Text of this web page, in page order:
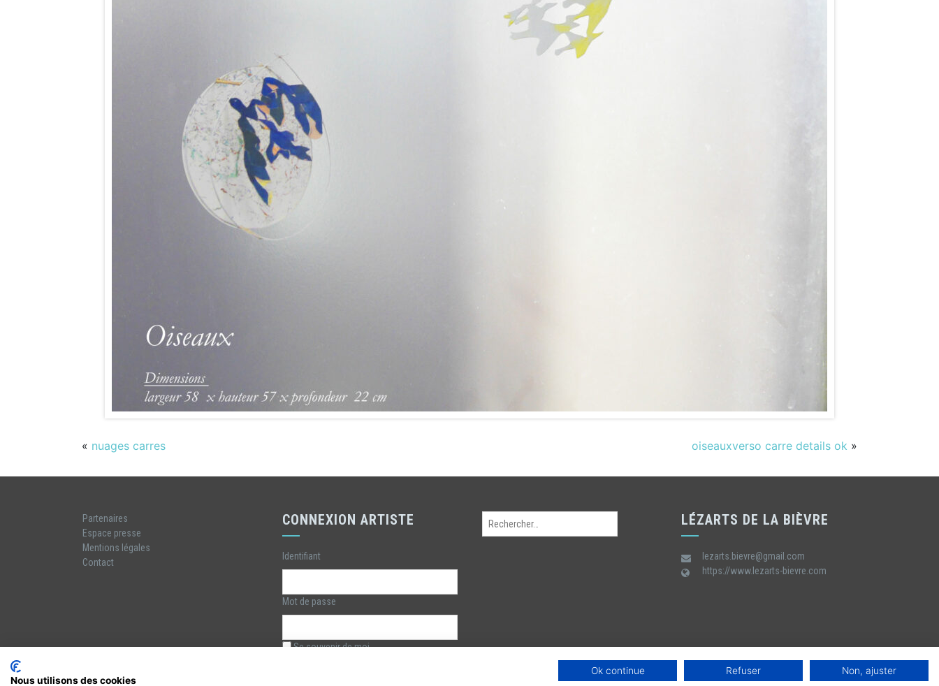
« nuages carres oiseauxverso carre details ok »
Partenaires
Espace presse
Mentions légales
Contact
CONNEXION ARTISTE
Identifiant
Mot de passe
Se souvenir de moi
Rechercher : LÉZARTS DE LA BIÈVRE
lezarts.bievre@gmail.com
https://www.lezarts-bievre.com
Nous utilisons des cookies
Ok continue Refuser Non, ajuster